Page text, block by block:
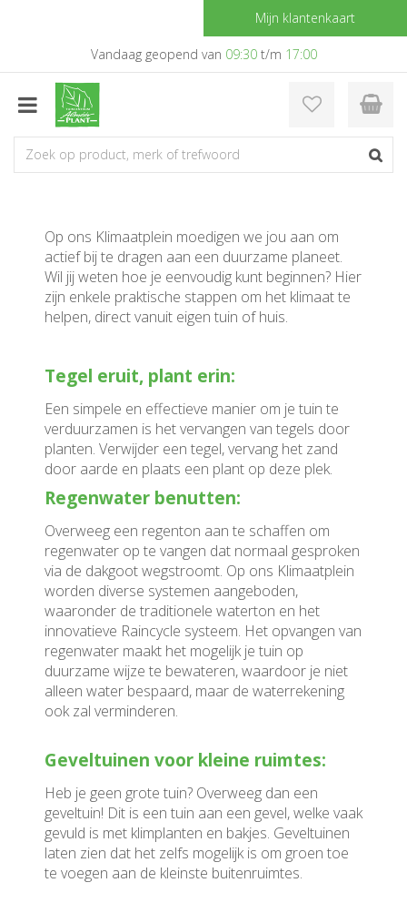
a
Mijn klantenkaart
Vandaag geopend van 09:30t/m 17:00
Op ons Klimaatplein moedigen we jou aan om
actief bij te dragen aan een duurzame planeet.
Wil jij weten hoe je eenvoudig kunt beginnen? Hier
zijn enkele praktische stappen om het klimaat te
helpen, direct vanuit eigen tuin of huis.
Tegel eruit, plant erin:
Een simpele en effectieve manier om je tuin te
verduurzamen is het vervangen van tegels door
planten. Verwijder een tegel, vervang het zand
door aarde en plaats een plant op deze plek.
Regenwater benutten:
Overweeg een regenton aan te schaffen om
regenwater op te vangen dat normaal gesproken
via de dakgoot wegstroomt. Op ons Klimaatplein
worden diverse systemen aangeboden,
waaronder de traditionele waterton en het
innovatieve Raincycle systeem. Het opvangen van
regenwater maakt het mogelijk je tuin op
duurzame wijze te bewateren, waardoor je niet
alleen water bespaard, maar de waterrekening
ook zal verminderen.
Geveltuinen voor kleine ruimtes:
Heb je geen grote tuin? Overweeg dan een
geveltuin! Dit is een tuin aan een gevel, welke vaak
gevuld is met klimplanten en bakjes. Geveltuinen
laten zien dat het zelfs mogelijk is om groen toe
te voegen aan de kleinste buitenruimtes.